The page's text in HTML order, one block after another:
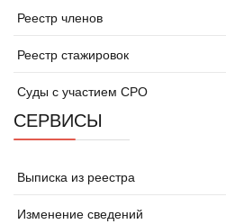
Реестр членов
Реестр стажировок
Суды с участием СРО
СЕРВИСЫ
Выписка из реестра
Изменение сведений